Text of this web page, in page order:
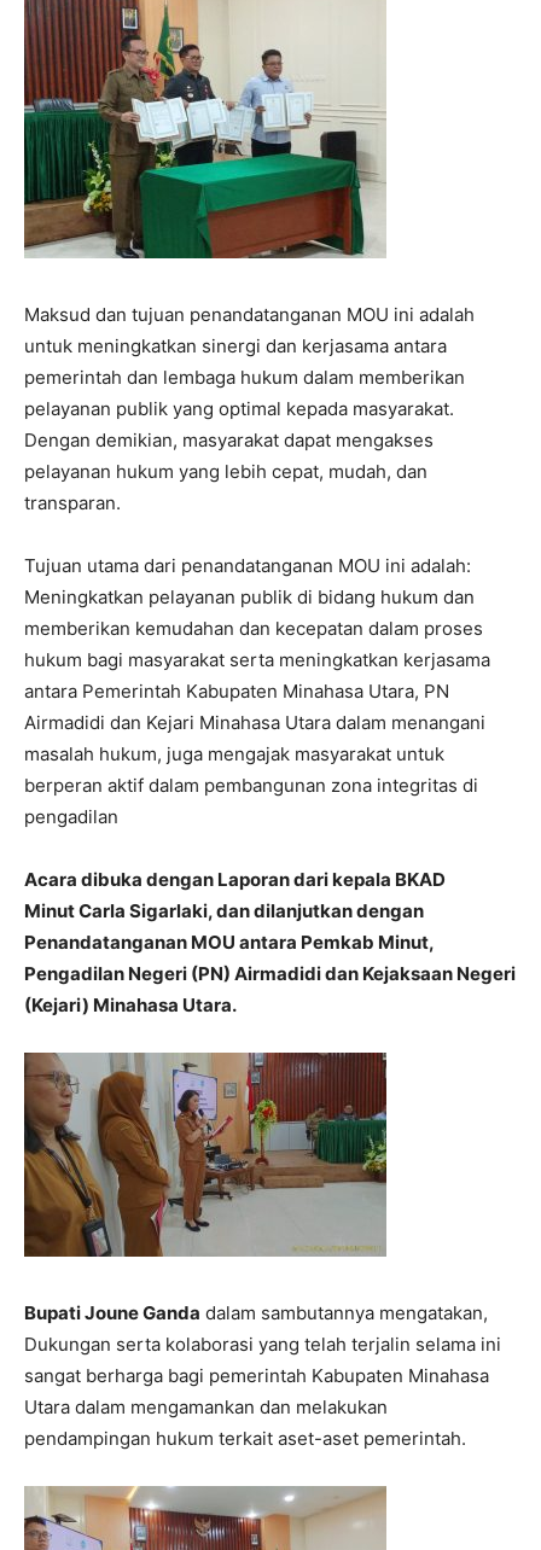
Maksud dan tujuan penandatanganan MOU ini adalah
untuk meningkatkan sinergi dan kerjasama antara
pemerintah dan lembaga hukum dalam memberikan
pelayanan publik yang optimal kepada masyarakat.
Dengan demikian, masyarakat dapat mengakses
pelayanan hukum yang lebih cepat, mudah, dan
transparan.
Tujuan utama dari penandatanganan MOU ini adalah:
Meningkatkan pelayanan publik di bidang hukum dan
memberikan kemudahan dan kecepatan dalam proses
hukum bagi masyarakat serta meningkatkan kerjasama
antara Pemerintah Kabupaten Minahasa Utara, PN
Airmadidi dan Kejari Minahasa Utara dalam menangani
masalah hukum, juga mengajak masyarakat untuk
berperan aktif dalam pembangunan zona integritas di
pengadilan
Acara dibuka dengan Laporan dari kepala BKAD
MinutCarla Sigarlaki, dan dilanjutkan dengan
Penandatanganan MOU antara Pemkab Minut,
Pengadilan Negeri (PN) Airmadidi dan Kejaksaan Negeri
(Kejari) Minahasa Utara.
Bupati Joune Ganda dalam sambutannya mengatakan,
Dukungan serta kolaborasi yang telah terjalin selama ini
sangat berharga bagi pemerintah Kabupaten Minahasa
Utara dalam mengamankan dan melakukan
pendampingan hukum terkait aset-aset pemerintah.